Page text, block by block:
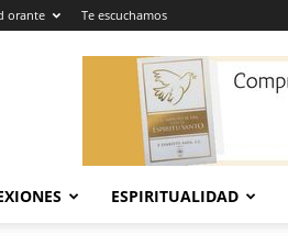
orante Te escuchamos
ESPIRITUALIDAD